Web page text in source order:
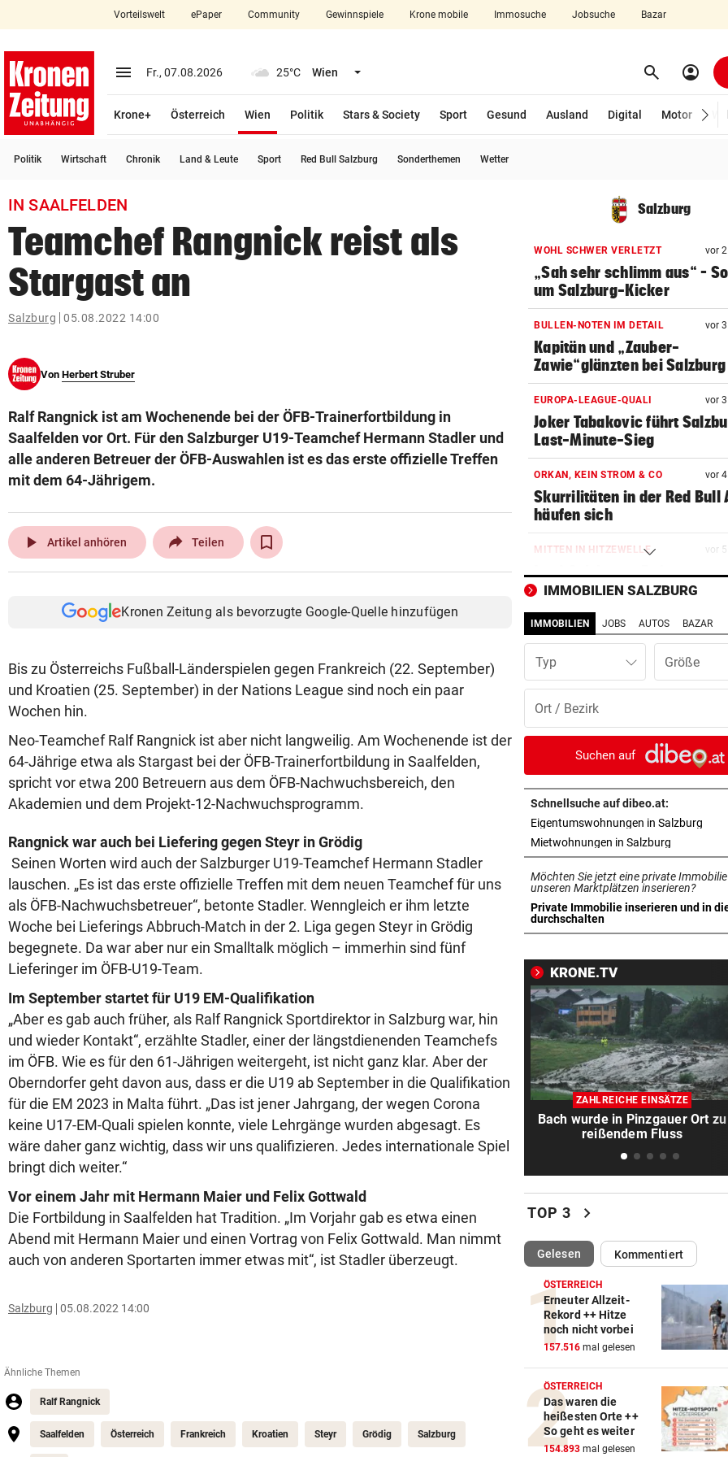
closeSchließen
account_circle Anmelden
arrow_right
bookmark
search
Suchbegriff
eingeben
© Krone Multimedia GmbH & Co KG 2026
Vorteilswelt ePaper Community Gewinnspiele Krone mobile Immosuche Jobsuche Bazar
menu Menü aufklappen
Fr., 07.08.2026 25°C Wien Menü aufklappen search Suchen
account_circle
Krone+ Österreich Wien
Politik
Stars & Society Sport Gesund Ausland Digital Motor
Politik Wirtschaft Chronik Land & Leute Sport Red Bull Salzburg Sonderthemen Wetter
IN SAALFELDEN
Teamchef Rangnick reist als
Stargast an
Salzburg 05.08.2022 14:00
Von Herbert Struber
Ralf Rangnick ist am Wochenende bei der ÖFB-Trainerfortbildung in
Saalfelden vor Ort. Für den Salzburger U19-Teamchef Hermann Stadler und
alle anderen Betreuer der ÖFB-Auswahlen ist es das erste offizielle Treffen
mit dem 64-Jährigem.
play_arrow Artikel anhören Teilen
Kronen Zeitung als bevorzugte Google-Quelle hinzufügen
Bis zu Österreichs Fußball-Länderspielen gegen Frankreich (22. September)
und Kroatien (25. September) in der Nations League sind noch ein paar
Wochen hin.
Neo-Teamchef Ralf Rangnick ist aber nicht langweilig. Am Wochenende ist der
64-Jährige etwa als Stargast bei der ÖFB-Trainerfortbildung in Saalfelden,
spricht vor etwa 200 Betreuern aus dem ÖFB-Nachwuchsbereich, den
Akademien und dem Projekt-12-Nachwuchsprogramm.
Rangnick war auch bei Liefering gegen Steyr in Grödig
Seinen Worten wird auch der Salzburger U19-Teamchef Hermann Stadler
lauschen. „Es ist das erste offizielle Treffen mit dem neuen Teamchef für uns
als ÖFB-Nachwuchsbetreuer“, betonte Stadler. Wenngleich er ihm letzte
Woche bei Lieferings Abbruch-Match in der 2. Liga gegen Steyr in Grödig
begegnete. Da war aber nur ein Smalltalk möglich – immerhin sind fünf
Lieferinger im ÖFB-U19-Team.
Im September startet für U19 EM-Qualifikation
„Aber es gab auch früher, als Ralf Rangnick Sportdirektor in Salzburg war, hin
und wieder Kontakt“, erzählte Stadler, einer der längstdienenden Teamchefs
im ÖFB. Wie es für den 61-Jährigen weitergeht, ist nicht ganz klar. Aber der
Oberndorfer geht davon aus, dass er die U19 ab September in die Qualifikation
für die EM 2023 in Malta führt. „Das ist jener Jahrgang, der wegen Corona
keine U17-EM-Quali spielen konnte, viele Lehrgänge wurden abgesagt. Es
wäre daher ganz wichtig, dass wir uns qualifizieren. Jedes internationale Spiel
bringt dich weiter.“
Vor einem Jahr mit Hermann Maier und Felix Gottwald
Die Fortbildung in Saalfelden hat Tradition. „Im Vorjahr gab es etwa einen
Abend mit Hermann Maier und einen Vortrag von Felix Gottwald. Man nimmt
auch von anderen Sportarten immer etwas mit“, ist Stadler überzeugt.
Salzburg 05.08.2022 14:00
Ähnliche Themen
Ralf Rangnick
Saalfelden Österreich Frankreich Kroatien Steyr Grödig Salzburg
Salzburg
WOHL SCHWER VERLETZT vor
„Sah sehr schlimm aus“ –
um Salzburg-Kicker
BULLEN-NOTEN IM DETAIL vor
Kapitän und „Zauber-
Zawie“glänzten bei Salzburg
EUROPA-LEAGUE-QUALI vor
Joker Tabakovic führt
Last-Minute-Sieg
ORKAN, KEIN STROM & CO vor
Skurrilitäten in der Red Bull
häufen sich
MITTEN IN HITZEWELLE vor
Irre! Salzburg – Pafos wegen
Sintflut unterbrochen
WAS FÜR EINE KLATSCHE! vor 7
TV-Star geht mit Kanzler
hart ins Gericht
vor
reißendem Fluss
PAUSENGESPRÄCH vor
Kissin kennt bei den
keine Routine
LEIPZIGS SEIWALD
„Er ist wie der Liebling aller
Schwiegermütter!“
PANZER ANGEKNABBERT
vor eigenem Hund
OPERN-SCHNELLCHECK vor 9
Was Sie wissen müssen:
„Così fan tutte“
„KRONE“-INTERVIEW vor
„Werden beweisen, dass wir
gute Truppe haben“
„Daheim juckt es keinen, wie
gespielt haben“
TÜR VEREITELT ÜBERFALL vor
Tollpatschiger Räuber muss
sieben Jahre absitzen
Anif will in Salzburger Liga
voll angreifen
ERWARTETE RÜCKKEHR vor
IMMOBILIEN SALZBURG
IMMOBILIEN JOBS AUTOS BAZAR
Typ
Suchen auf
Schnellsuche auf dibeo.at:
Eigentumswohnungen in Salzburg
Mietwohnungen in Salzburg
Möchten Sie jetzt eine private
unseren Marktplätzen inserieren?
Private Immobilie inserieren und in
durchschalten
in neuem Tab öffnen
KRONE.TV
ZAHLREICHE EINSÄTZE
Bach wurde in Pinzgauer Ort zu
reißendem Fluss
TOP 3 chevron_right
Gelesen(ausgewählt)Kommentiert
ÖSTERREICH
Erneuter Allzeit-
Rekord ++ Hitze
noch nicht vorbei
157.516 mal gelesen
ÖSTERREICH
Das waren die
heißesten Orte ++
So geht es weiter
154.893 mal gelesen